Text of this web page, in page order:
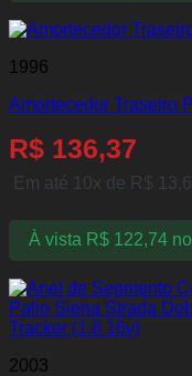
1996
Amortecedor Traseiro
R$ 136,37
Em até 10x de R$
À vista R$122,74
2003